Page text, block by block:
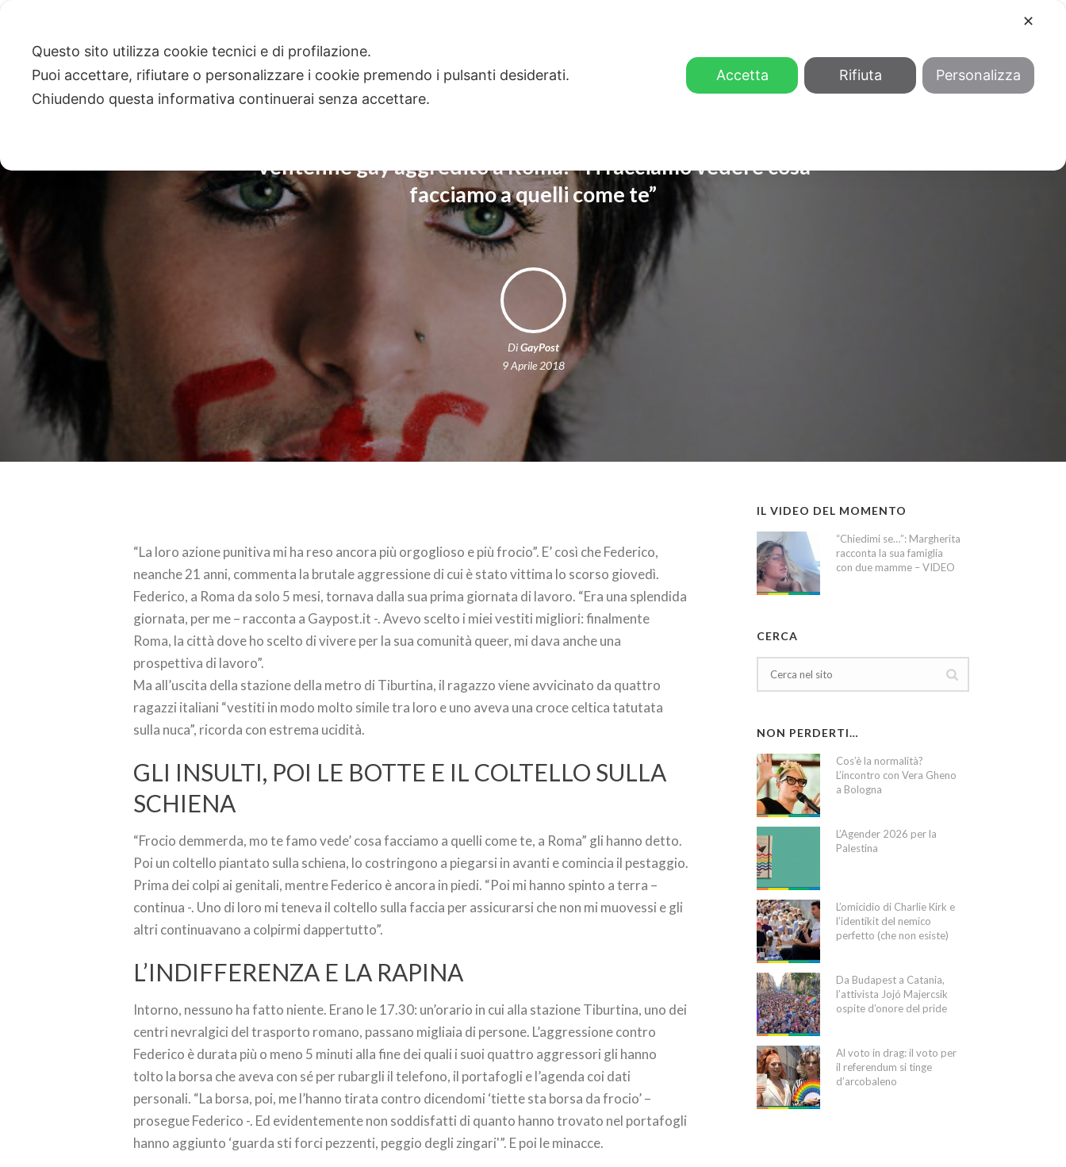
Ventenne gay aggredito a Roma: “Ti facciamo vedere cosa
facciamo a quelli come te”
DiGayPost
9 Aprile 2018
“La loro azione punitiva mi ha reso ancora più orgoglioso e più frocio”. E’ così che Federico,
neanche 21 anni, commenta la brutale aggressione di cui è stato vittima lo scorso giovedì.
Federico, a Roma da solo 5 mesi, tornava dalla sua prima giornata di lavoro. “Era una splendida
giornata, per me – racconta a Gaypost.it -. Avevo scelto i miei vestiti migliori: finalmente
Roma, la città dove ho scelto di vivere per la sua comunità queer, mi dava anche una
prospettiva di lavoro”.
Ma all’uscita della stazione della metro di Tiburtina, il ragazzo viene avvicinato da quattro
ragazzi italiani “vestiti in modo molto simile tra loro e uno aveva una croce celtica tatutata
sulla nuca”, ricorda con estrema ucidità.
GLI INSULTI, POI LE BOTTE E IL COLTELLO SULLA
SCHIENA
“Frocio demmerda, mo te famo vede’ cosa facciamo a quelli come te, a Roma” gli hanno detto.
Poi un coltello piantato sulla schiena, lo costringono a piegarsi in avanti e comincia il pestaggio.
Prima dei colpi ai genitali, mentre Federico è ancora in piedi. “Poi mi hanno spinto a terra –
continua -. Uno di loro mi teneva il coltello sulla faccia per assicurarsi che non mi muovessi e gli
altri continuavano a colpirmi dappertutto”.
L’INDIFFERENZA E LA RAPINA
Intorno, nessuno ha fatto niente. Erano le 17.30: un’orario in cui alla stazione Tiburtina, uno dei
centri nevralgici del trasporto romano, passano migliaia di persone. L’aggressione contro
Federico è durata più o meno 5 minuti alla fine dei quali i suoi quattro aggressori gli hanno
tolto la borsa che aveva con sé per rubargli il telefono, il portafogli e l’agenda coi dati
personali. “La borsa, poi, me l’hanno tirata contro dicendomi ‘tiette sta borsa da frocio’ –
prosegue Federico -. Ed evidentemente non soddisfatti di quanto hanno trovato nel portafogli
hanno aggiunto ‘guarda sti forci pezzenti, peggio degli zingari'”. E poi le minacce.
IL VIDEO DEL MOMENTO
“Chiedimi se…”: Margherita
racconta la sua famiglia
con due mamme – VIDEO
CERCA
NON PERDERTI…
Cos’è la normalità?
L’incontro con Vera Gheno
a Bologna
L’Agender 2026 per la
Palestina
L’omicidio di Charlie Kirk e
l’identikit del nemico
perfetto (che non esiste)
Da Budapest a Catania,
l’attivista Jojó Majercsik
ospite d’onore del pride
Al voto in drag: il voto per
il referendum si tinge
d’arcobaleno
✕
Questo sito utilizza cookie tecnici e di profilazione.
Puoi accettare, rifiutare o personalizzare i cookie premendo i pulsanti desiderati.
Chiudendo questa informativa continuerai senza accettare.
Accetta Rifiuta Personalizza